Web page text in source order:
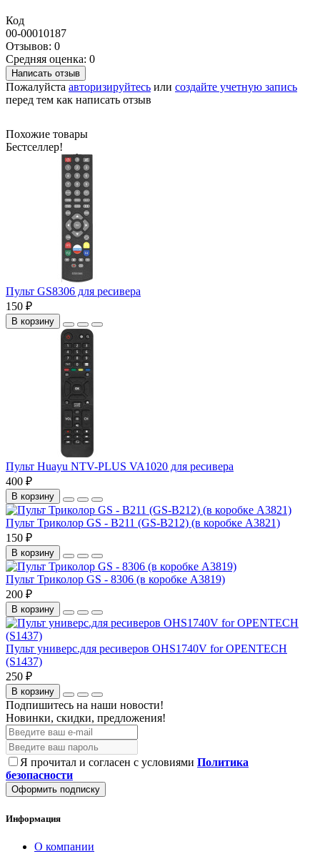
Код
00-00010187
Отзывов: 0
Средняя оценка: 0
Написать отзыв
Пожалуйста авторизируйтесь или создайте учетную запись
перед тем как написать отзыв
Похожие товары
Бестселлер!
Пульт GS8306 для ресивера
150 ₽
В корзину
Пульт Huayu NTV-PLUS VA1020 для ресивера
400 ₽
В корзину
Пульт Триколор GS - B211 (GS-B212) (в коробке А3821)
150 ₽
В корзину
Пульт Триколор GS - 8306 (в коробке A3819)
200 ₽
В корзину
Пульт универс.для ресиверов OHS1740V for OPENTECH
(S1437)
250 ₽
В корзину
Подпишитесь на наши новости!
Новинки, скидки, предложения!
Я прочитал и согласен с условиями Политика
безопасности
Оформить подписку
Информация
О компании